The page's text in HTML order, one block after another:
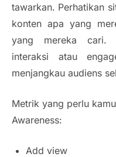
tawarkan. Perhatikan
konten apa yang
yang mereka cari.
interaksi atau
menjangkau audiens
Metrik yang perlu
Awareness:
Add view